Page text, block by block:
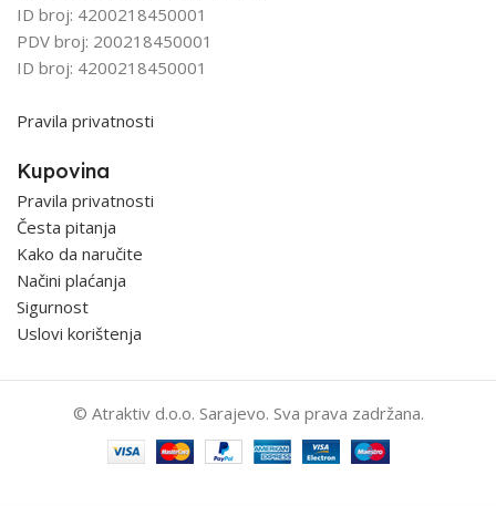
ID broj: 4200218450001
PDV broj: 200218450001
ID broj: 4200218450001
Pravila privatnosti
Kupovina
Pravila privatnosti
Česta pitanja
Kako da naručite
Načini plaćanja
Sigurnost
Uslovi korištenja
© Atraktiv d.o.o. Sarajevo. Sva prava zadržana.